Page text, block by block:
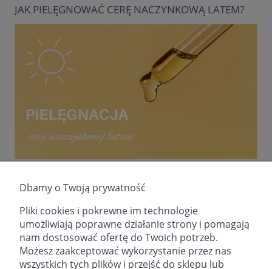
JAK PIELĘGNOWAĆ CERĘ NACZYNKOWĄ LATEM?
Dowiedz się, jak odpowiednio o nią zadbać latem, by
zawsze była w zdrowej kondycji!
czytaj całość »
Dbamy o Twoją prywatność
Pliki cookies i pokrewne im technologie
umożliwiają poprawne działanie strony i pomagają
nam dostosować ofertę do Twoich potrzeb.
Możesz zaakceptować wykorzystanie przez nas
wszystkich tych plików i przejść do sklepu lub